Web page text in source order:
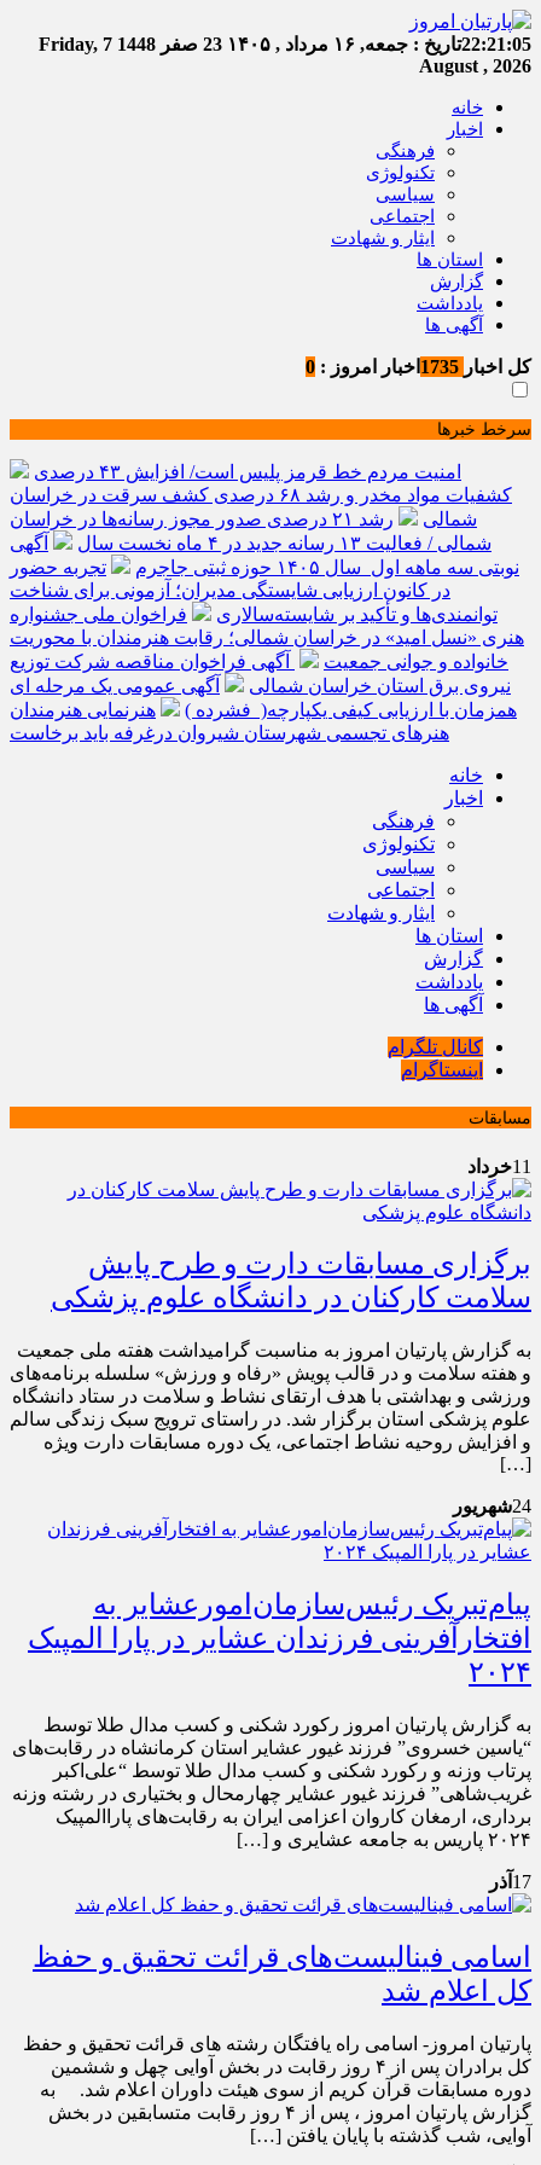
22:21:06تاریخ : جمعه, ۱۶ مرداد , ۱۴۰۵ 23 صفر 1448
Friday, 7
August , 2026
خانه
اخبار
فرهنگی
تکنولوژی
سیاسی
اجتماعی
ایثار و شهادت
استان ها
گزارش
یادداشت
آگهی ها
کل اخبار اخبار امروز : 0
سرخط خبرها
امنیت مردم خط قرمز پلیس است/ افزایش ۴۳ درصدی
کشفیات مواد مخدر و رشد ۶۸ درصدی کشف سرقت در خراسان
شمالی
رشد ۲۱ درصدی صدور مجوز رسانه‌ها در خراسان
شمالی / فعالیت ۱۳ رسانه جدید در ۴ ماه نخست سال
آگهی
نوبتی سه ماهه اول سال ۱۴۰۵ حوزه ثبتی جاجرم
تجربه حضور
در کانون ارزیابی شایستگی مدیران؛ آزمونی برای شناخت
توانمندی‌ها و تأکید بر شایسته‌سالاری
فراخوان ملی جشنواره
هنری «نسل امید» در خراسان شمالی؛ رقابت هنرمندان با محوریت
خانواده و جوانی جمعیت
آگهی فراخوان مناقصه شرکت توزیع
نیروی برق استان خراسان شمالی
آگهی عمومی یک مرحله ای
همزمان با ارزیابی کیفی یکپارچه( فشرده )
هنرنمایی هنرمندان
هنرهای تجسمی شهرستان شیروان درغرفه باید برخاست
خانه
اخبار
فرهنگی
تکنولوژی
سیاسی
اجتماعی
ایثار و شهادت
استان ها
گزارش
یادداشت
آگهی ها
کانال تلگرام
اینستاگرام
مسابقات
11خرداد
برگزاری مسابقات دارت و طرح پایش
سلامت کارکنان در دانشگاه علوم پزشکی
به گزارش پارتیان امروز به مناسبت گرامیداشت هفته ملی جمعیت
و هفته سلامت و در قالب پویش «رفاه و ورزش» سلسله برنامه‌های
ورزشی و بهداشتی با هدف ارتقای نشاط و سلامت در ستاد دانشگاه
علوم پزشکی استان برگزار شد. در راستای ترویج سبک زندگی سالم
و افزایش روحیه نشاط اجتماعی، یک دوره مسابقات دارت ویژه
[…]
24شهریور
پیام‌تبریک رئیس‌سازمان‌امورعشایر به
افتخارآفرینی فرزندان عشایر در پارا المپیک
۲۰۲۴
به گزارش پارتیان امروز رکورد شکنی و کسب مدال طلا توسط
“یاسین‌ خسروی” فرزند غیور عشایر استان کرمانشاه در رقابت‌های
پرتاب وزنه و رکورد شکنی و کسب مدال طلا توسط “علی‌اکبر
غریب‌شاهی” فرزند غیور عشایر چهارمحال و بختیاری در رشته وزنه
برداری، ارمغان کاروان اعزامی ایران به رقابت‌های پاراالمپیک
۲۰۲۴ پاریس به جامعه عشایری و […]
17 آذر
اسامی فینالیست‌های قرائت تحقیق و حفظ
کل اعلام شد
پارتیان امروز- اسامی راه یافتگان رشته های قرائت تحقیق و حفظ
کل برادران پس از ۴ روز رقابت در بخش آوایی چهل و ششمین
دوره مسابقات قرآن کریم از سوی هیئت داوران اعلام شد. به
گزارش پارتیان امروز ، پس از ۴ روز رقابت متسابقین در بخش
آوایی، شب گذشته با پایان یافتن […]